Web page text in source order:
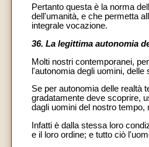
Pertanto questa è la norma
dell'umanità, e che permetta
integrale vocazione.
36. La legittima autonomia
Molti nostri contemporanei,
l'autonomia degli uomini,
Se per autonomia delle realtà
gradatamente deve scoprire,
dagli uomini del nostro
Infatti è dalla stessa loro
e il loro ordine; e tutto ciò